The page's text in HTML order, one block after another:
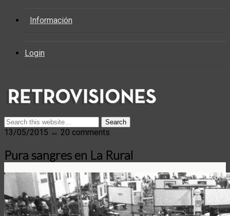
Información
Login
13/05/2015 ↔ 20 comments
Pura sangres en La Rural